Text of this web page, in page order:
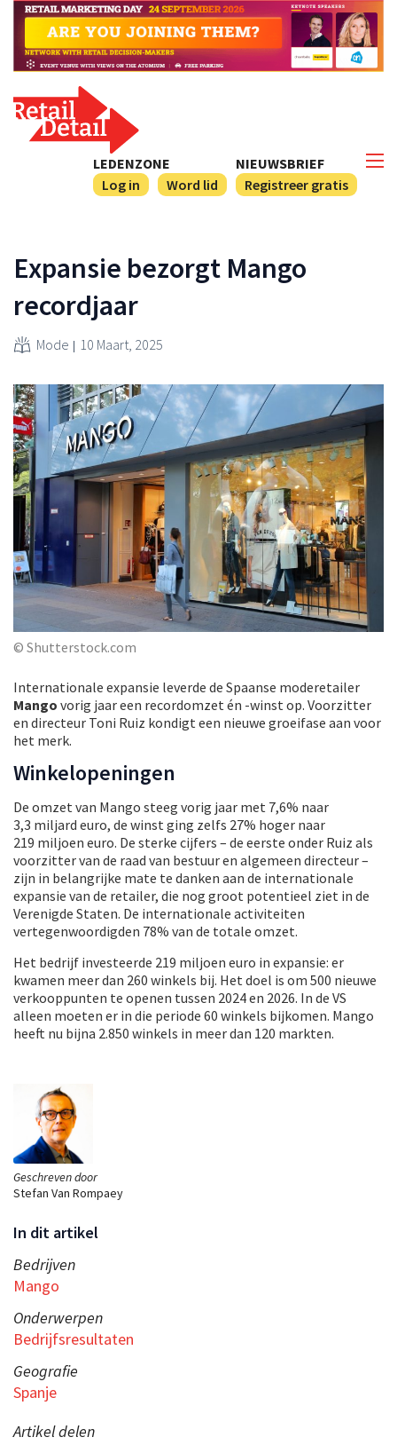
NIEUWSBRIEF
Registreer gratis
LEDENZONE
Log in
Word lid
Geschreven door
Stefan Van Rompaey
In dit artikel
Bedrijven
Mango
Onderwerpen
Bedrijfsresultaten
Geografie
Spanje
Artikel delen
Expansie bezorgt Mango
recordjaar
Mode 10 Maart, 2025
© Shutterstock.com
Internationale expansie leverde de Spaanse moderetailer
Mango vorig jaar een recordomzet én -winst op. Voorzitter
en directeur Toni Ruiz kondigt een nieuwe groeifase aan voor
het merk.
Winkelopeningen
De omzet van Mango steeg vorig jaar met 7,6% naar
3,3 miljard euro, de winst ging zelfs 27% hoger naar
219 miljoen euro. De sterke cijfers – de eerste onder Ruiz als
voorzitter van de raad van bestuur en algemeen directeur –
zijn in belangrijke mate te danken aan de internationale
expansie van de retailer, die nog groot potentieel ziet in de
Verenigde Staten. De internationale activiteiten
vertegenwoordigden 78% van de totale omzet.
Het bedrijf investeerde 219 miljoen euro in expansie: er
kwamen meer dan 260 winkels bij. Het doel is om 500 nieuwe
verkooppunten te openen tussen 2024 en 2026. In de VS
alleen moeten er in die periode 60 winkels bijkomen. Mango
heeft nu bijna 2.850 winkels in meer dan 120 markten.